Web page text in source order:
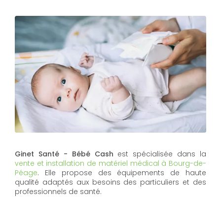
Ginet Santé - Bébé Cash est spécialisée dans la
vente et installation de matériel médical à Bourg-de-
Péage. Elle propose des équipements de haute
qualité adaptés aux besoins des particuliers et des
professionnels de santé.